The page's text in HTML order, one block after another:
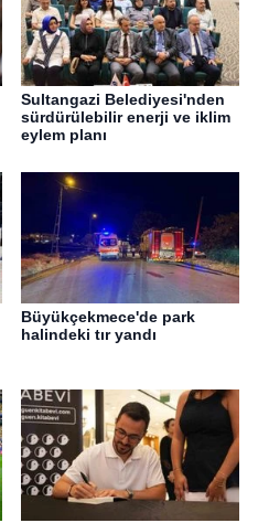
Sultangazi Belediyesi'nden
sürdürülebilir enerji ve iklim
eylem planı
Büyükçekmece'de park
halindeki tır yandı